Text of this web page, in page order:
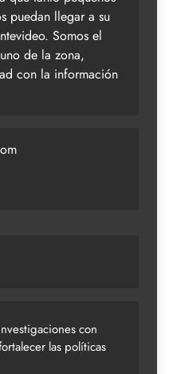
puedan llegar a su
Somos el
de la zona,
con la información
con
las políticas